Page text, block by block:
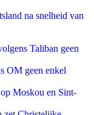
na snelheid van
Taliban geen
OM geen enkel
Moskou en Sint-